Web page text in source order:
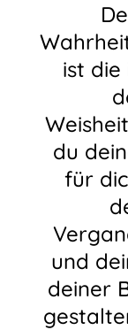
ist die
du
für
und
deiner